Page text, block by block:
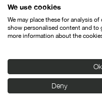
We use cookies
We may place these for analysis
show personalised content and to
more information about the
Deny